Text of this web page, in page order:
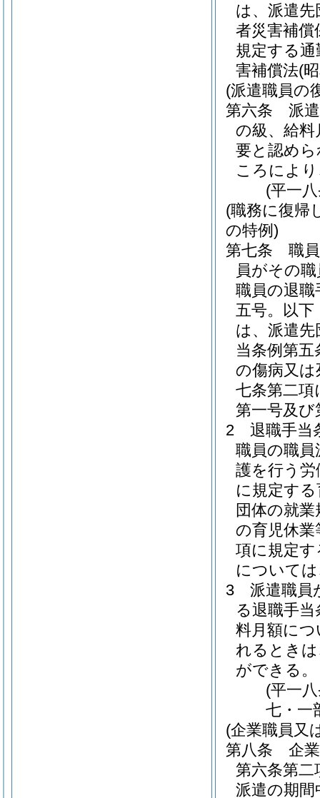
は、派遣
者災害補償
規定する
害補償法(
(派遣職員の
第六条
派
の級、給
要と認め
ころによ
(平一
(職務に復帰
の特例)
第七条
職
員がその
職員の退
五号。以下
は、派遣
当条例第
の傷病又は
七条第二
第一号及
2
退職手当
職員の職員
護を行う
に規定す
団体の就
の育児休
項に規定
について
3
派遣職員
る退職手
料月額に
れるとき
ができる。
(平一
七・一
(企業職員又
第八条
企
第六条第
派遣の期間